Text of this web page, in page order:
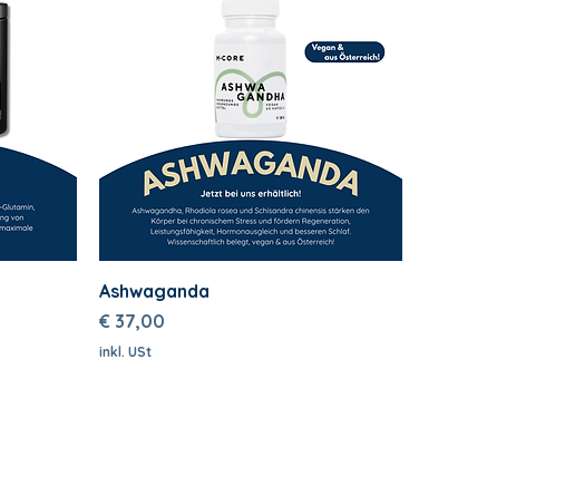
Ashwaganda
Preis
€ 37,00
inkl. USt